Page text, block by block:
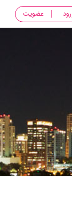
عضویت